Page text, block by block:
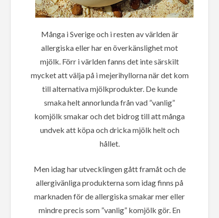
Många i Sverige och i resten av världen är
allergiska eller har en överkänslighet mot
mjölk. Förr i världen fanns det inte särskilt
mycket att välja på i mejerihyllorna när det kom
till alternativa mjölkprodukter. De kunde
smaka helt annorlunda från vad ”vanlig”
komjölk smakar och det bidrog till att många
undvek att köpa och dricka mjölk helt och
hållet.
Men idag har utvecklingen gått framåt och de
allergivänliga produkterna som idag finns på
marknaden för de allergiska smakar mer eller
mindre precis som ”vanlig” komjölk gör. En